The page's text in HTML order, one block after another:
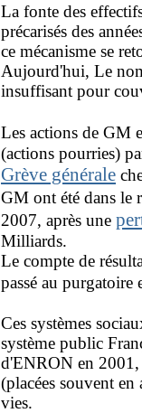
La fonte des
précarisés des
ce mécanisme se
Aujourd'hui, Le
insuffisant pour
Les actions de GM
(actions pourries)
Grève générale
GM ont été dans le
2007, après une
Milliards.
Le compte de
passé au
Ces systèmes
système public
d'ENRON en 2001,
(placées souvent
vies.